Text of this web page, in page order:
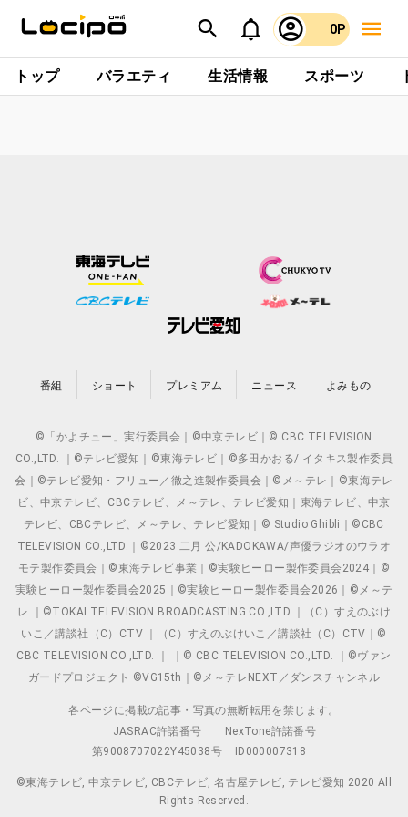
0P
トップ バラエティ 生活情報 スポーツ
番組 ショート プレミアム ニュース よみもの
©「かよチュー」実行委員会｜©中京テレビ｜© CBC TELEVISION
CO.,LTD. ｜©テレビ愛知｜©東海テレビ｜©多田かおる/ イタキス製作委員
会｜©テレビ愛知・フリュー／徹之進製作委員会｜©メ～テレ｜©東海テレ
ビ、中京テレビ、CBCテレビ、メ～テレ、テレビ愛知｜東海テレビ、中京
テレビ、CBCテレビ、メ～テレ、テレビ愛知｜© Studio Ghibli｜©CBC
TELEVISION CO.,LTD.｜©2023 二月 公/KADOKAWA/声優ラジオのウラオ
モテ製作委員会｜©東海テレビ事業｜©実験ヒーロー製作委員会2024｜©
実験ヒーロー製作委員会2025｜©実験ヒーロー製作委員会2026｜©メ～テ
レ ｜©TOKAI TELEVISION BROADCASTING CO.,LTD.｜（C）すえのぶけ
いこ／講談社（C）CTV ｜（C）すえのぶけいこ／講談社（C）CTV｜©
CBC TELEVISION CO.,LTD. ｜ ｜© CBC TELEVISION CO.,LTD. ｜©ヴァン
ガードプロジェクト ©VG15th｜©メ～テレNEXT／ダンスチャンネル
各ページに掲載の記事・写真の無断転用を禁じます。
JASRAC許諾番号
NexTone許諾番号
第9008707022Y45038号
ID000007318
©東海テレビ, 中京テレビ, CBCテレビ, 名古屋テレビ, テレビ愛知 2020 All
Rights Reserved.